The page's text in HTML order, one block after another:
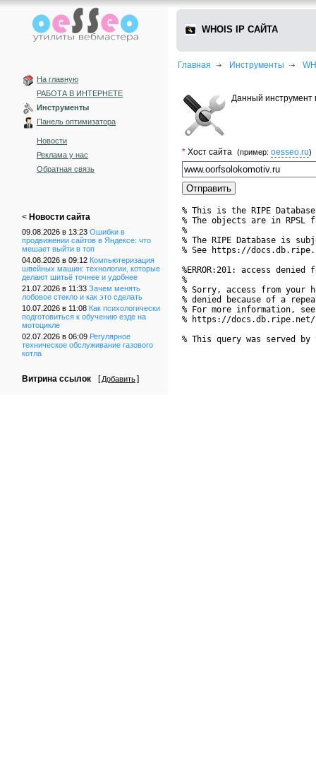
На главную
РАБОТА В ИНТЕРНЕТЕ
Инструменты
Панель оптимизатора
Новости
Реклама у нас
Обратная связь
< Новости сайта
09.08.2026 в 13:23 Ошибки в
продвижении сайтов в Яндексе: что
мешает выйти в топ
04.08.2026 в 09:12 Компьютеризация
швейных машин: технологии, которые
делают шитьё точнее и удобнее
21.07.2026 в 11:33 Зачем менять
лобовое стекло и как это сделать
10.07.2026 в 11:08 Как психологически
подготовиться к обучению езде на
мотоцикле
02.07.2026 в 06:09 Регулярное
техническое обслуживание газового
котла
Витрина ссылок [ Добавить]
WHOIS IP САЙТА
Главная Инструменты
Данный инструмент
* Хост сайта (пример: oesseo.ru)
% This is the RIPE
% The objects are in RPSL
%
% The RIPE Database is
% See https://
%ERROR:201: access
%
% Sorry, access from your
% denied because of a
% For more information, see
% https://docs.db.ripe.net/
% This query was served by